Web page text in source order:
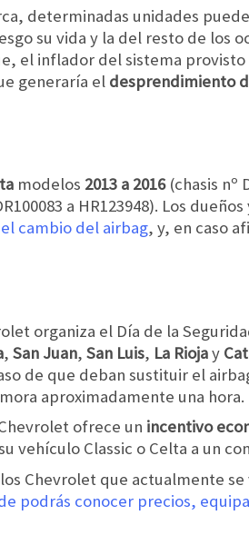
determinadas unidades
su vida y la del resto de los
el inflador del sistema
generaría el desprendimiento
modelos 2013 a 2016 (chasis nº
a HR123948). Los
cambio del airbag, y, en caso
organiza el Día de la
, San Juan, San Luis, La Riojay
de que deban sustituir el
aproximadamente una hora.
ofrece un incentivo
vehículo Classic o Celta a un
Chevrolet que actualmente
podrás conocer precios,